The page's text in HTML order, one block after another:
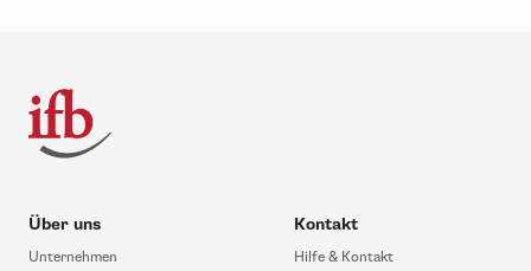
Über uns
Unternehmen
Kontakt
Hilfe & Kontakt